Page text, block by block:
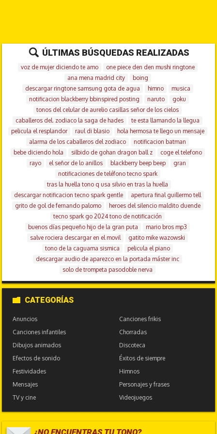
ÚLTIMAS BÚSQUEDAS REALIZADAS
voz de mujer diciendo te amo
one piece den den mushi ringtone
ana mena madrid city
boing
descargar ringtone samsung gota de agua
himno
musica
notificacion blackberry bbinspired posting
naruto
goku
tonos del celular de aurelio casillas señor de los cielos
caballeros del. zodiaco la saga de hades
te esta llamando la llegua
pelicula el resplandor
raul di blasio
hola hermosa te llego un mensaje
alarma de los caballeros del zodiaco
notificacion batman
bebe diciendo hola
silbido de gohan dragon ball z
coge el telefono
rayo
el señor de lo anillos blackberry beep beep
gran
notificaciones de teléfono tecno spark
tras la huella tono q usa silvio en tras la huella
descargar notificacion tecno spark gentle
apertura final guillermo tell
grito de gol de fernando palomo
heroes del silencio maldito duende
tecno spark go 2024 tono de notificación
buenos días pequeño hijo de la gran puta
mario bros mp3
salve rociera descargar en el movil
gatito mike wazowski
tono de la caguama sismica
pelicula el piano
descargar audio de aparezco en la portada máster inc
solo de trompeta pasodoble nerva
CATEGORÍAS
Anuncios
Canciones frikis
Canciones infantiles
Chorradas
Dibujos animados
Discoteca
Efectos de sonido
Éxitos de siempre
Festividades
Himnos
Mensajes
Personajes y frases
TV y cine
Videojuegos